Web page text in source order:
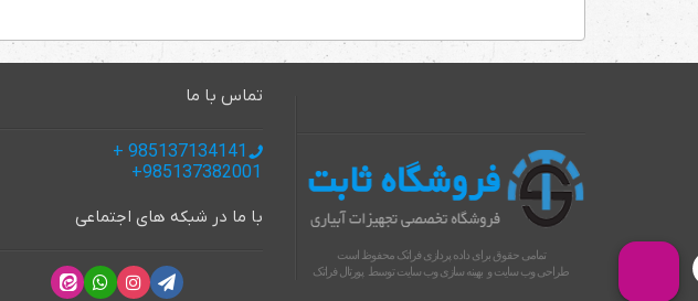
تماس با ما
با ما در شبکه های اجتماعی
تمامی حقوق برای داده پردازی فراتک محفوظ است
طراحی وب سایت و بهینه سازی وب سایتتوسط پورتال فراتک